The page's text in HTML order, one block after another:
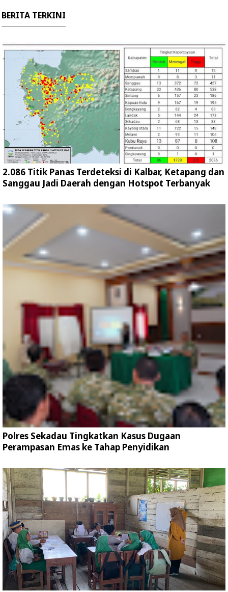
BERITA TERKINI
2.086 Titik Panas Terdeteksi di Kalbar, Ketapang dan
Sanggau Jadi Daerah dengan Hotspot Terbanyak
Polres Sekadau Tingkatkan Kasus Dugaan
Perampasan Emas ke Tahap Penyidikan